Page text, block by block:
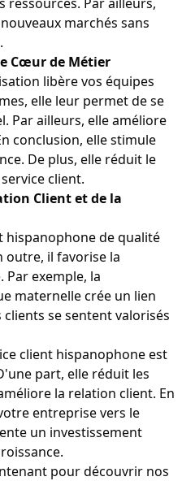
marchés sans
Cœur de Métier
libère vos équipes
elle leur permet de se
Par ailleurs, elle améliore
conclusion, elle stimule
. De plus, elle réduit le
client.
Client et de la
hispanophone de qualité
outre, il favorise la
exemple, la
maternelle crée un lien
se sentent valorisés
client hispanophone est
part, elle réduit les
la relation client. En
entreprise vers le
un investissement
pour découvrir nos